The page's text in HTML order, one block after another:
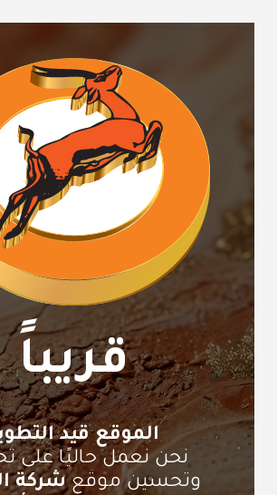
قريباً
الموقع قيد
نحن نعمل حاليًا على
وتحسين موقعشركة